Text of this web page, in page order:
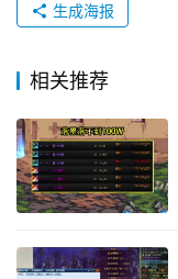
生成海报
相关推荐